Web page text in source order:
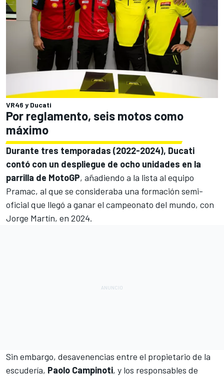
VR46 y Ducati
Por reglamento, seis motos como
máximo
Durante tres temporadas (2022-2024), Ducati
contó con un despliegue de ocho unidades en la
parrilla de MotoGP, añadiendo a la lista al equipo
Pramac, al que se consideraba una formación semi-
oficial que llegó a ganar el campeonato del mundo, con
Jorge Martín, en 2024.
Sin embargo, desavenencias entre el propietario de la
escudería, Paolo Campinoti, y los responsables de